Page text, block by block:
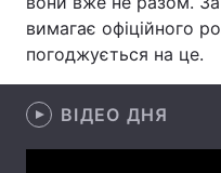
Тема оформлення
вимагає офіційного
погоджується на це.
ВІДЕО ДНЯ